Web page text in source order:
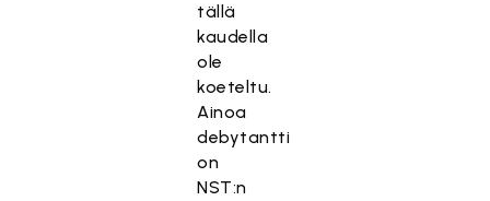
tällä
kaudella
ole
koeteltu.
Ainoa
debytantti
on
NST:n